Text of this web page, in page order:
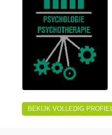
BEKIJK VOLLEDIG PROFIEL